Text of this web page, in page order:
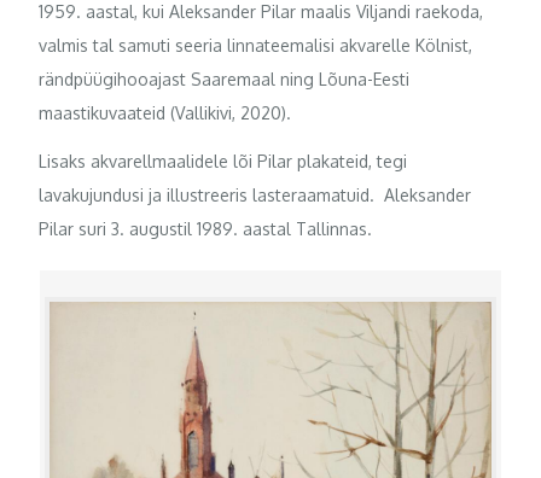
1959. aastal, kui Aleksander Pilar maalis Viljandi raekoda,
valmis tal samuti seeria linnateemalisi akvarelle Kölnist,
rändpüügihooajast Saaremaal ning Lõuna-Eesti
maastikuvaateid (Vallikivi, 2020).
Lisaks akvarellmaalidele lõi Pilar plakateid, tegi
lavakujundusi ja illustreeris lasteraamatuid. Aleksander
Pilar suri 3. augustil 1989. aastal Tallinnas.